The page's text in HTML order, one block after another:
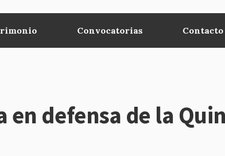
Convocatorias Contacto
defensa de la